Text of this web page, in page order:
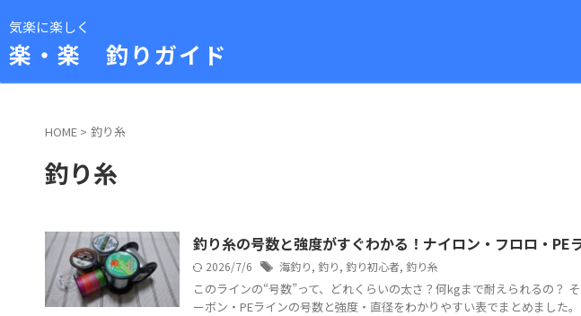
気楽に楽しく
楽・楽 釣りガイド
HOME > 釣り糸
釣り糸
釣り糸の号数と強度がすぐわかる！ナイロン・フロロ・PE
2026/7/6 海釣り, 釣り, 釣り初心者, 釣り糸
このラインの“号数”って、どれくらいの太さ？何kgまで耐えられるの？
ーボン・PEラインの号数と強度・直径をわかりやすい表でまとめました